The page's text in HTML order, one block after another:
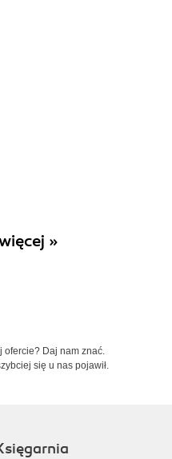
»
ofercie? Daj nam znać.
się u nas pojawił.